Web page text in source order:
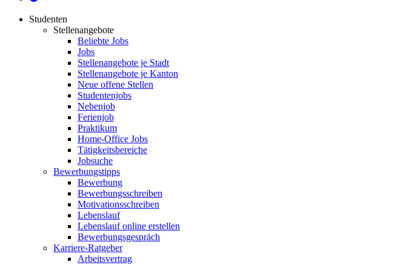
Studenten
Stellenangebote
Beliebte Jobs
Jobs
Stellenangebote je Stadt
Stellenangebote je Kanton
Neue offene Stellen
Studentenjobs
Nebenjob
Ferienjob
Praktikum
Home-Office Jobs
Tätigkeitsbereiche
Jobsuche
Bewerbungstipps
Bewerbung
Bewerbungsschreiben
Motivationsschreiben
Lebenslauf
Lebenslauf online erstellen
Bewerbungsgespräch
Karriere-Ratgeber
Arbeitsvertrag